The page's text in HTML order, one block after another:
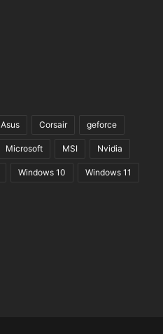
Asus Corsair geforce
Microsoft MSI Nvidia
Windows 10 Windows 11